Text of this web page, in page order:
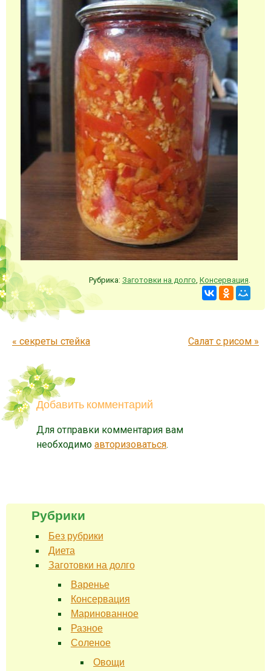
Рубрика: Заготовки на долго Консервация
Запись навигация
« секреты стейка Салат с рисом »
Добавить комментарий
Для отправки комментария вам
необходимо авторизоваться.
Рубрики
Без рубрики
Диета
Заготовки на долго
Варенье
Консервация
Маринованное
Разное
Соленое
Овощи